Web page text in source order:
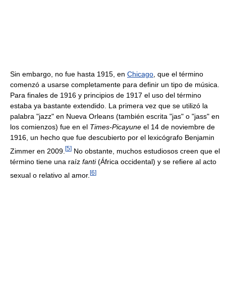
Sin embargo, no fue hasta 1915, en Chicago, que el término
comenzó a usarse completamente para definir un tipo de música.
Para finales de 1916 y principios de 1917 el uso del término
estaba ya bastante extendido. La primera vez que se utilizó la
palabra "jazz" en Nueva Orleans (también escrita "jas" o "jass" en
los comienzos) fue en el Times-Picayune el 14 de noviembre de
1916, un hecho que fue descubierto por el lexicógrafo Benjamin
Zimmer en 2009. [5] No obstante, muchos estudiosos creen que el
término tiene una raíz fanti(África occidental) y se refiere al acto
sexual o relativo al amor. [6]